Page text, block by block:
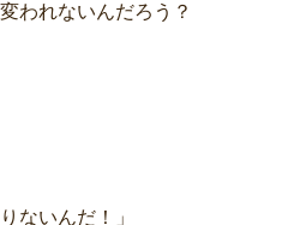
われないんだろう？
ないんだ！」